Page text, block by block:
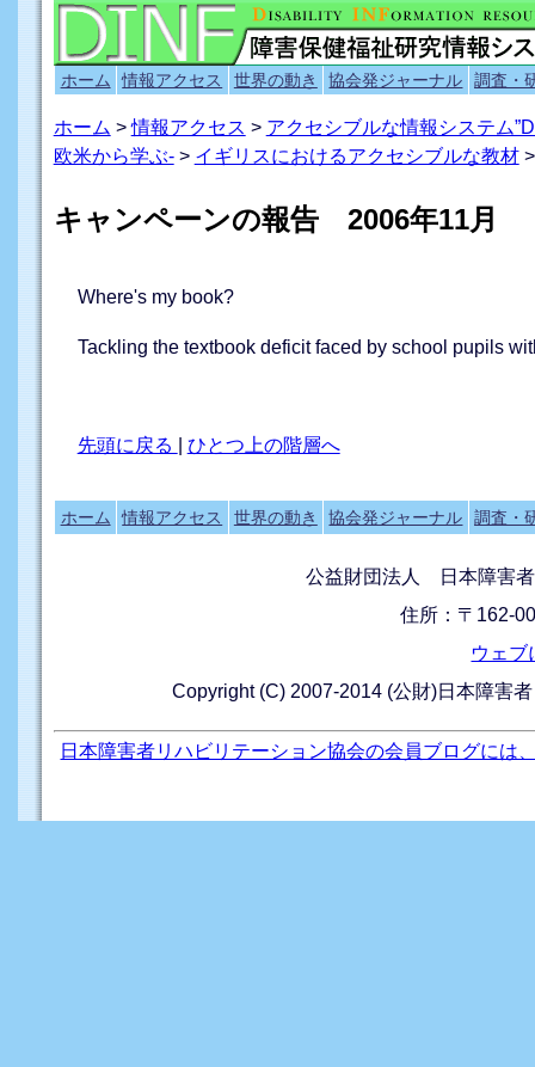
ホーム 情報アクセス 世界の動き 協会発ジャーナル 調査・
ホーム >情報アクセス > アクセシブルな情報システム
欧米から学ぶ-> イギリスにおけるアクセシブルな教材>
キャンペーンの報告 2006年11月
Where's my book?
Tackling the textbook deficit faced by school pupils
先頭に戻る ひとつ上の階層へ
ホーム 情報アクセス 世界の動き 協会発ジャーナル 調査・
公益財団法人 日本障害
住所：〒162-
ウェブ
Copyright (C) 2007-2014 (公財)日本障害
日本障害者リハビリテーション協会の会員ブログには